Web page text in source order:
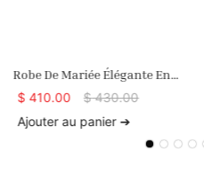
Robe De Mariée Élégante En
Crêpe Satin Avec Épaules
Mariée Sirène D'usine
$ 410.00 $430.00
Ajouter au panier ➔